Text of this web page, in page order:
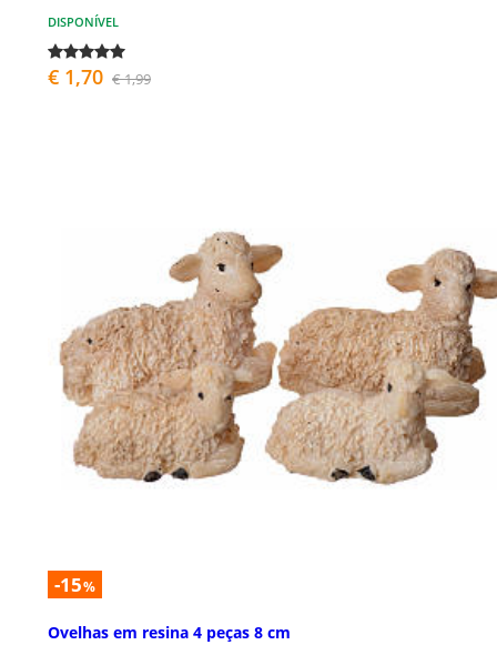
DISPONÍVEL
€ 1,70 € 1,99
-15%
Ovelhas em resina 4 peças 8 cm